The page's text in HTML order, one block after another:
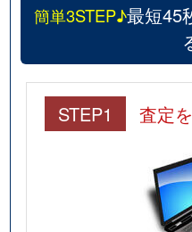
簡単3STEP♪最短45
STEP1 査定